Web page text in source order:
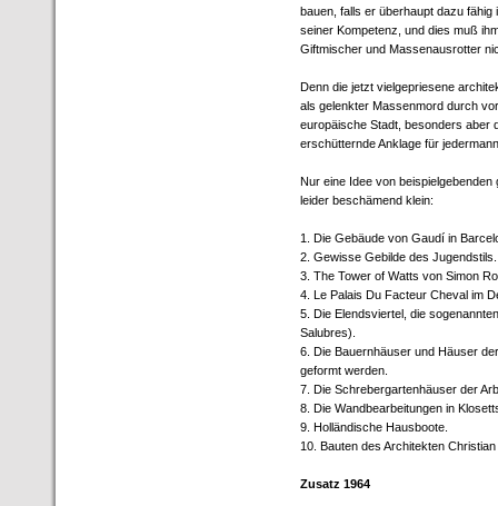
bauen, falls er überhaupt dazu
seiner Kompetenz, und dies muß
Giftmischer und Massenausrotter
Denn die jetzt vielgepriesene
als gelenkter Massenmord durch
europäische Stadt, besonders aber
erschütternde Anklage für
Nur eine Idee von
leider beschämend klein:
1. Die Gebäude von Gaudí in
2. Gewisse Gebilde des Jugendstils.
3. The Tower of Watts von Simon
4. Le Palais Du Facteur Cheval im
5. Die Elendsviertel, die
Salubres).
6. Die Bauernhäuser und Häuser
geformt werden.
7. Die Schrebergartenhäuser der
8. Die Wandbearbeitungen in
9. Holländische Hausboote.
10. Bauten des Architekten
Zusatz 1964